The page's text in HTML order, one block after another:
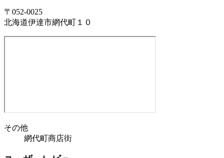
〒052-0025
北海道伊達市網代町１０
その他
網代町商店街